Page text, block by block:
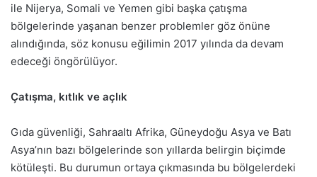
ile Nijerya, Somali ve Yemen gibi başka çatışma
bölgelerinde yaşanan benzer problemler göz önüne
alındığında, söz konusu eğilimin 2017 yılında da devam
edeceği öngörülüyor.
Çatışma, kıtlık ve açlık
Gıda güvenliği, Sahraaltı Afrika, Güneydoğu Asya ve Batı
Asya’nın bazı bölgelerinde son yıllarda belirgin biçimde
kötüleşti. Bu durumun ortaya çıkmasında bu bölgelerdeki